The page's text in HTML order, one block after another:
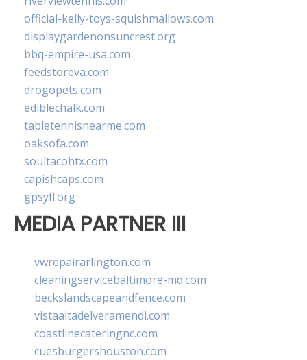
official-kelly-toys-squishmallows.com
displaygardenonsuncrest.org
bbq-empire-usa.com
feedstoreva.com
drogopets.com
ediblechalk.com
tabletennisnearme.com
oaksofa.com
soultacohtx.com
capishcaps.com
gpsyfl.org
MEDIA PARTNER III
vwrepairarlington.com
cleaningservicebaltimore-md.com
beckslandscapeandfence.com
vistaaltadelveramendi.com
coastlinecateringnc.com
cuesburgershouston.com